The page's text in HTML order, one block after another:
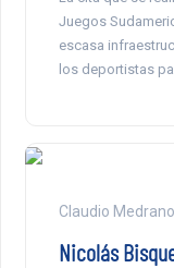
Juegos
escasa
los deportistas
Claudio Medrano
Nicolás